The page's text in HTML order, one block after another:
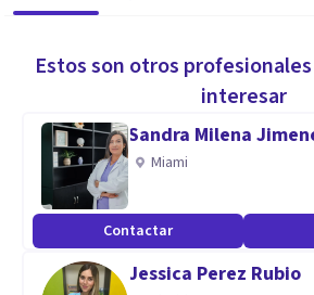
Estos son otros
interesar
Sandra Milena
Miami
Contactar
Jessica Perez Rubio